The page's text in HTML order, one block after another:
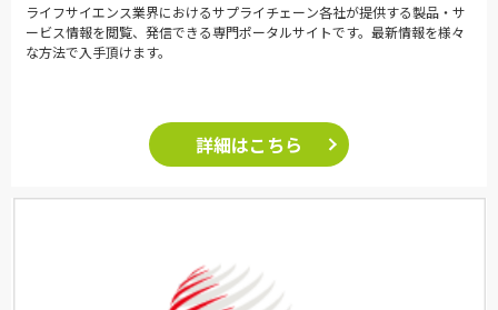
ライフサイエンス業界におけるサプライチェーン各社が提供する製品・サ
ービス情報を閲覧、発信できる専門ポータルサイトです。最新情報を様々
な方法で入手頂けます。
詳細はこちら